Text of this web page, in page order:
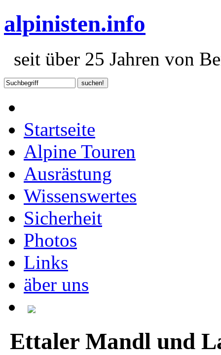
alpinisten.info
seit über 25 Jahren von
Startseite
Alpine Touren
Ausrästung
Wissenswertes
Sicherheit
Photos
Links
äber uns
Ettaler Mandl und